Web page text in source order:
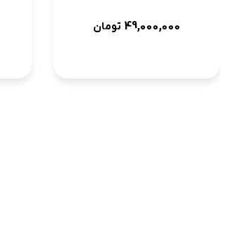
49,000,000 تومان